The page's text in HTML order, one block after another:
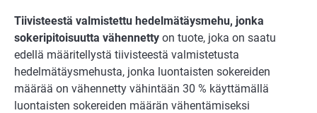
Tiivisteestä valmistettu hedelmätäysmehu, jonka
sokeripitoisuutta vähennetty on tuote, joka on saatu
edellä määritellystä tiivisteestä valmistetusta
hedelmätäysmehusta, jonka luontaisten sokereiden
määrää on vähennetty vähintään 30 % käyttämällä
luontaisten sokereiden määrän vähentämiseksi